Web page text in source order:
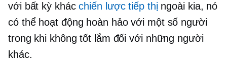
với bất kỳ khácchiến lược tiếp thịngoài kia, nó
có thể hoạt động hoàn hảo với một số người
trong khi không tốt lắm đối với những người
khác.